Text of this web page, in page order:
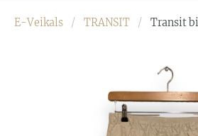
E-Veikals TRANSIT Transit